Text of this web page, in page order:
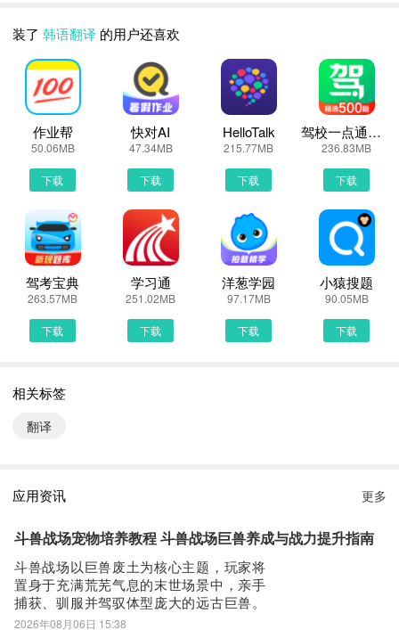
韩国tv追韩剧，饭爱豆，韩国旅游，再也不为看不懂韩语担忧了
韩语翻译1.2.1 下载安装说明：
下载韩语翻译到手机上面的方法有很多。 安卓系统的手机可以在豌
豆荚或者PP助手等手机助手里面一键下载安装！也可以通过电脑端
网页下载也是可以的，下面就为大家介绍下手机网页怎么下载最新韩
第一步：
首先，我们手机里要有一个浏览器，小编比较喜欢用UC浏览器，当
然可以用手机都是自带网页浏览器的，我这边使用的是华为手机下载
最新韩语翻译
第二步：
打开UC浏览器或者自带浏览器，我们在地址栏上直接输入最新韩语
看到搜索结果罗列出来，里面都是有韩语翻译下载的相关信息下载网
加安全可靠
提供了韩语翻译的下载链接，有安全下载和普通下载，能选择安全的
最好还是选择安全下载
接着网页提示有下载内容，这时我们不用更改文件名，至于文件保存
路径根据个人喜爱可改可不改，这边小编选择默认路径。单击确定，
可以看到文件就已经开始下载了，我们等待他下载安装完即可 第五
装了 韩语翻译 的用户还喜欢
作业帮
50.06MB
下载
快对AI
47.34MB
下载
HelloTalk
215.77MB
下载
驾校一点通极速版
236.83MB
下载
驾考宝典
263.57MB
下载
学习通
251.02MB
下载
洋葱学园
97.17MB
下载
小猿搜题
90.05MB
下载
相关标签
翻译
应用资讯 更多
斗兽战场宠物培养教程 斗兽战场巨兽养成与战力提升指南
斗兽战场以巨兽废土为核心主题，玩家将
置身于充满荒芜气息的末世场景中，亲手
捕获、驯服并驾驭体型庞大的远古巨兽。
在开放沙盘地图中，指挥多只巨兽协同作
2026年08月06日 15:38